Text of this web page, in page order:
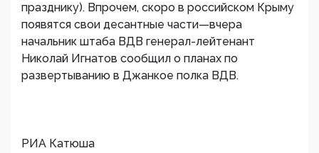
празднику). Впрочем, скоро в российском Крыму
появятся свои десантные части—вчера
начальник штаба ВДВ генерал-лейтенант
Николай Игнатов сообщил о планах по
развертыванию в Джанкое полка ВДВ.
РИА Катюша